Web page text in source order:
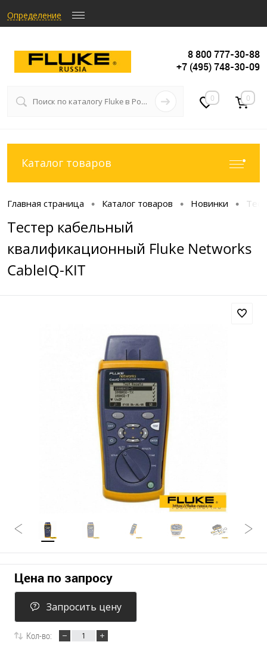
Определение
8 800 777-30-88
+7 (495) 748-30-09
0 0
Каталог товаров
Главная страница • Каталог товаров • Новинки •
Тестер кабельный
квалификационный Fluke Networks
CableIQ-KIT
Цена по запросу
Запросить цену
Кол-во: